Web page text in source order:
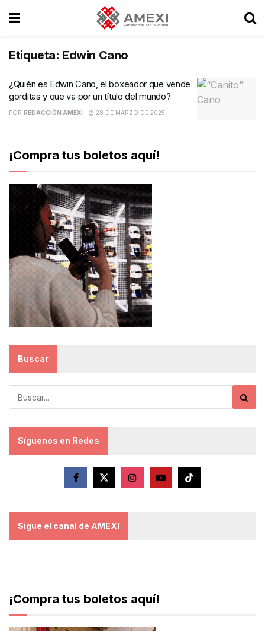
Etiqueta: Edwin Cano
¿Quién es Edwin Cano, el boxeador que vende
gorditas y que va por un título del mundo?
POR REDACCIÓN AMEXI 28 DE MARZO DE 2025
¡Compra tus boletos aquí!
Buscar
Síguenos en Redes
Sigue el canal de AMEXI
¡Compra tus boletos aquí!